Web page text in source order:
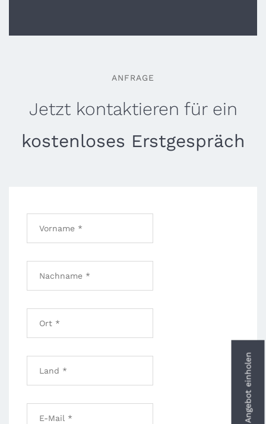
ANFRAGE
Jetzt kontaktieren für ein
kostenloses Erstgespräch
Angebot einholen